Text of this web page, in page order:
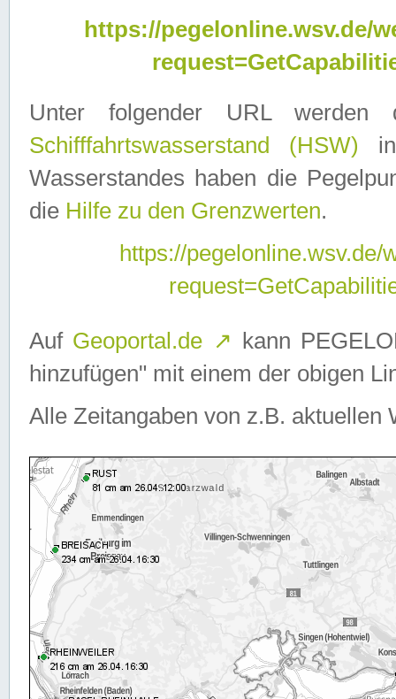
https://pegelonline.wsv.de/
Unter folgender URL
Schifffahrtswasserstand (HSW)
Wasserstandes haben die
die Hilfe zu den Grenzwerten.
https://
Auf Geoportal.de ↗ kann
hinzufügen" mit einem der obigen
Alle Zeitangaben von z.B. aktuellen